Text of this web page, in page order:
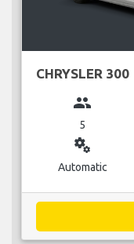
CHRYSLER 300
group
5
miscellaneous_services
Automatic